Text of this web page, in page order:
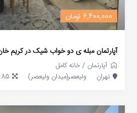
6,400,000 تومان
آپارتمان مبله ی دو خواب شیک در کریم
آپارتمان /خانه کامل
تهران
ولیعصر(میدان ولیعصر) 85 متر